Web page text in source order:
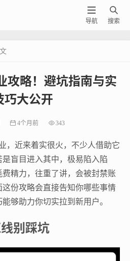

搜索

导航
攻略！避坑指南与实
巧大公开
4个月前 343
，近来着实很火，不少人借助它
盲目进入其中，极易陷入陷
精力，往重了讲，会被封禁账
份攻略会直接告知你哪些事情
够助力你切实拉到新用户。
别踩坑